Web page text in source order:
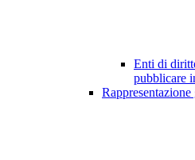
Enti di
pubblicare
Rappresentazione